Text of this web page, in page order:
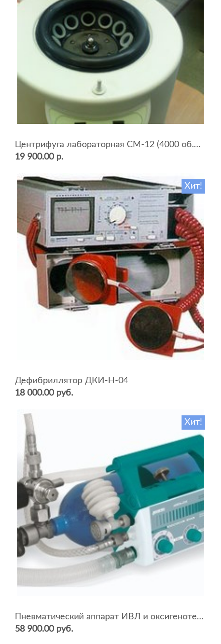
Центрифуга лабораторная СМ-12 (4000 об.мин, 12 пробирок)
19 900.00 р.
Хит!
Дефибриллятор ДКИ-Н-04
18 000.00 руб.
Хит!
Пневматический аппарат ИВЛ и оксигенотерапии портативный АИВЛп-2/20-«ТМТ»
58 900.00 руб.